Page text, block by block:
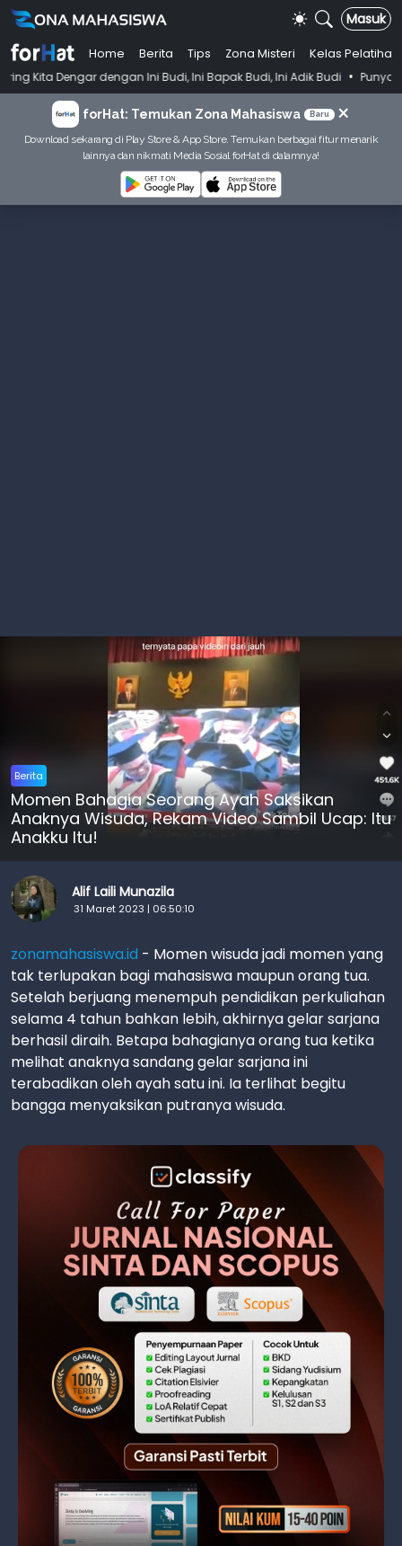
Masuk
Home Berita Tips Zona Misteri
Kelas Pelatihan
dengan Ini Budi, Ini Bapak Budi, Ini Adik Budi • Punya Tujuan
forHat: Temukan Zona Mahasiswa Baru ×
Download sekarang di Play Store & App Store. Temukan berbagai fitur menarik
lainnya dan nikmati Media Sosial forHat di dalamnya!
Berita
Momen Bahagia Seorang Ayah Saksikan
Anaknya Wisuda, Rekam Video Sambil Ucap: Itu
Anakku Itu!
Alif Laili Munazila
31 Maret 2023 | 06:50:10
zonamahasiswa.id - Momen wisuda jadi momen yang
tak terlupakan bagi mahasiswa maupun orang tua.
Setelah berjuang menempuh pendidikan perkuliahan
selama 4 tahun bahkan lebih, akhirnya gelar sarjana
berhasil diraih. Betapa bahagianya orang tua ketika
melihat anaknya sandang gelar sarjana ini
terabadikan oleh ayah satu ini. Ia terlihat begitu
bangga menyaksikan putranya wisuda.